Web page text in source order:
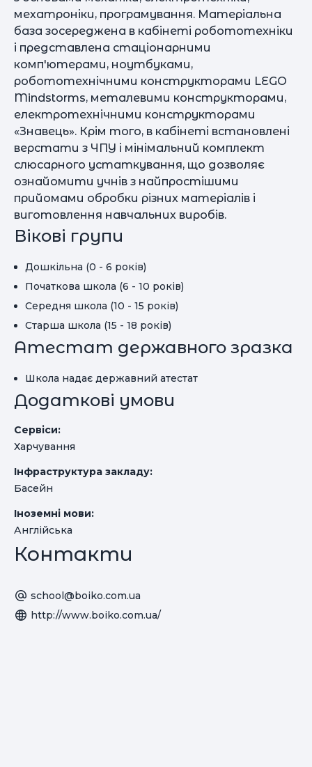
мехатроніки, програмування. Матеріальна
база зосереджена в кабінеті робототехніки
і представлена стаціонарними
комп'ютерами, ноутбуками,
робототехнічними конструкторами LEGO
Mindstorms, металевими конструкторами,
електротехнічними конструкторами
«Знавець». Крім того, в кабінеті встановлені
верстати з ЧПУ і мінімальний комплект
слюсарного устаткування, що дозволяє
ознайомити учнів з найпростішими
прийомами обробки різних матеріалів і
виготовлення навчальних виробів.
Вікові групи
Дошкільна (0 - 6 років)
Початкова школа (6 - 10 років)
Середня школа (10 - 15 років)
Старша школа (15 - 18 років)
Атестат державного зразка
Школа надає державний атестат
Додаткові умови
Сервіси:
Харчування
Інфраструктура закладу:
Басейн
Іноземні мови:
Англійська
Контакти
school@boiko.com.ua
http://www.boiko.com.ua/